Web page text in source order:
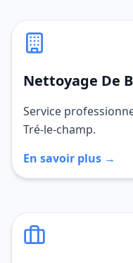
Nettoyage De
Service
Tré-le-champ.
En savoir plus →